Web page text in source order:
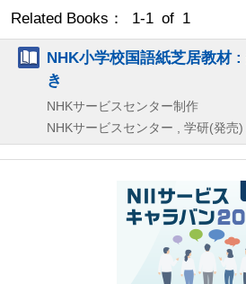
Related Books： 1-1 of 1
NHK小学校国語紙芝居教材
き
NHKサービスセンター制作
NHKサービスセンター , 学研(発売)